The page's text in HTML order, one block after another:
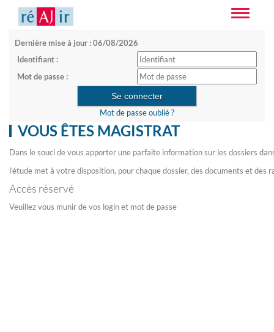
Toggle
Dernière mise à jour : 06/08/2026
Identifiant :
Mot de passe :
Mot de passe oublié ?
VOUS ÊTES MAGISTRAT
Dans le souci de vous apporter une parfaite information sur les dossiers
l’étude met à votre disposition, pour chaque dossier, des documents et des
Accès réservé
Veuillez vous munir de vos login et mot de passe